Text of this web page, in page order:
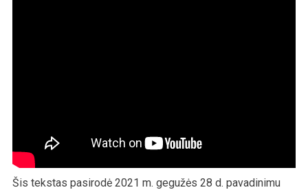
Šis tekstas pasirodė 2021 m. gegužės 28 d. pavadinimu